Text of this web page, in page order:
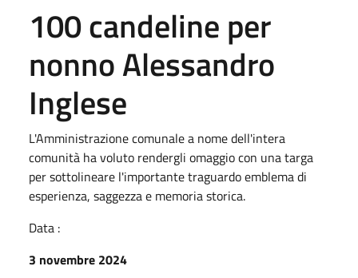
100 candeline per
nonno Alessandro
Inglese
L'Amministrazione comunale a nome dell'intera
comunità ha voluto rendergli omaggio con una targa
per sottolineare l'importante traguardo emblema di
esperienza, saggezza e memoria storica.
Data :
3 novembre 2024